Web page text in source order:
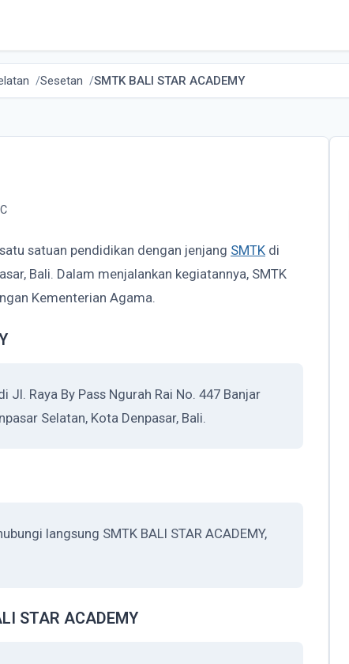
Sesetan SMTK BALI STAR ACADEMY
satuan pendidikan dengan jenjang SMTK di
Bali. Dalam menjalankan kegiatannya, SMTK
Kementerian Agama.
Jl. Raya By Pass Ngurah Rai No. 447 Banjar
Selatan, Kota Denpasar, Bali.
langsung SMTK BALI STAR ACADEMY,
STAR ACADEMY